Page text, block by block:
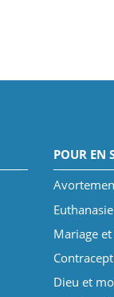
POUR EN
Euthanasie
Mariage
Dieu et